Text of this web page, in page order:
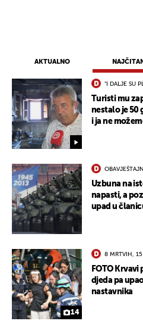
AKTUALNO
"I DALJE SU
Turisti mu
nestalo je 50
i ja ne
Uzbuna na
napasti, a
upad u
14
8 MRTVIH,
FOTO Krvavi
djeda pa
nastavnika